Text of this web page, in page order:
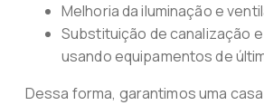
Melhoria da iluminação e
Substituição de canalização
usando equipamentos de
Dessa forma, garantimos uma